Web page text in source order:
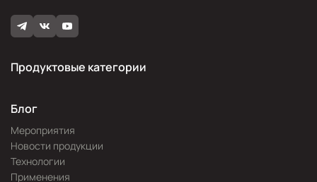
Продуктовые категории
Блог
Мероприятия
Новости продукции
Технологии
Применения